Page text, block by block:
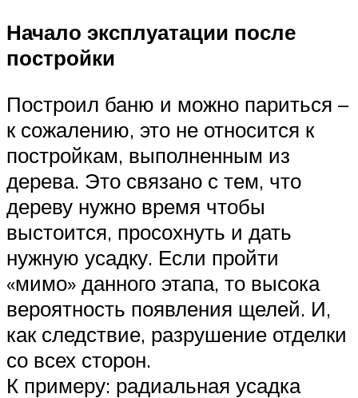
Начало эксплуатации после
постройки
Построил баню и можно париться –
к сожалению, это не относится к
постройкам, выполненным из
дерева. Это связано с тем, что
дереву нужно время чтобы
выстоится, просохнуть и дать
нужную усадку. Если пройти
«мимо» данного этапа, то высока
вероятность появления щелей. И,
как следствие, разрушение отделки
со всех сторон.
К примеру: радиальная усадка